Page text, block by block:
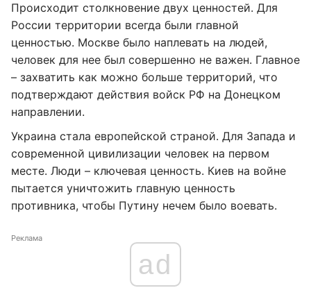
Происходит столкновение двух ценностей. Для
России территории всегда были главной
ценностью. Москве было наплевать на людей,
человек для нее был совершенно не важен. Главное
– захватить как можно больше территорий, что
подтверждают действия войск РФ на Донецком
направлении.
Украина стала европейской страной. Для Запада и
современной цивилизации человек на первом
месте. Люди – ключевая ценность. Киев на войне
пытается уничтожить главную ценность
противника, чтобы Путину нечем было воевать.
Реклама
ad